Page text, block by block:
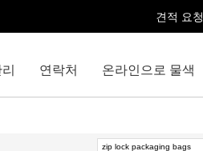
견적 요청
연락처 온라인으로 물색